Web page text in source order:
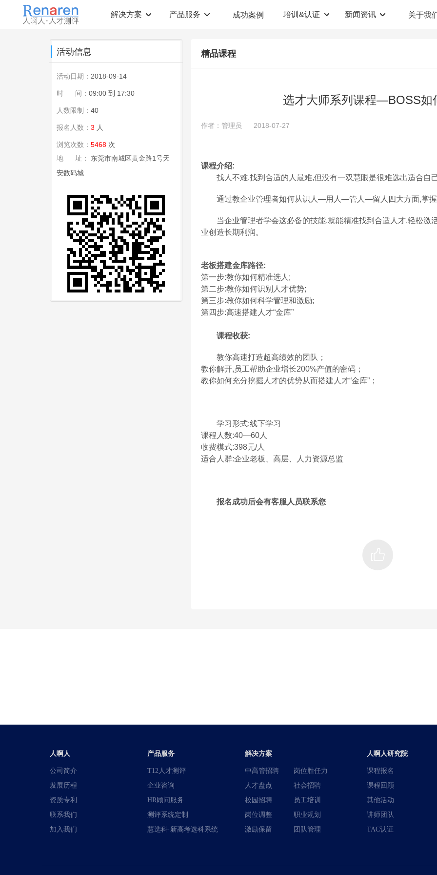
解决方案
测评解决方案
社会招聘
中高层评估 人才盘点
校园招聘
员工生涯规划
学生职业规划
企业管理咨询
产品服务
人才测评产品
T12人才素质测评
领导潜力测评 青年干部能力测评
心理健康测评
人才测评工具
AI人岗匹配工具
人啊人测评云系统
成功案例 培训&认证 新闻资讯 关于我
精品课程
选才大师系列课程—BOSS如
作者：管理员 2018-07-27
课程介绍:
找人不难,找到合适的人最难,但没有一双慧眼是很难选出适合自
通过教企业管理者如何从识人—用人—管人—留人四大方面,掌
当企业管理者学会这必备的技能,就能精准找到合适人才,轻松激
业创造长期利润。
老板搭建金库路径:
第一步:教你如何精准选人;
第二步:教你如何识别人才优势;
第三步:教你如何科学管理和激励;
第四步:高速搭建人才“金库”
课程收获:
教你高速打造超高绩效的团队；
教你解开,员工帮助企业增长200%产值的密码；
教你如何充分挖掘人才的优势从而搭建人才“金库”；
学习形式:线下学习
课程人数:40—60人
收费模式:398元/人
适合人群:企业老板、高层、人力资源总监
报名成功后会有客服人员联系您
活动信息
活动日期： 2018-09-14
时 间： 09:00 到 17:30
人数限制： 40
报名人数： 3 人
浏览次数： 5468 次
地 址：
东莞市南城区黄金路1号天
安数码城
人啊人
公司简介
发展历程
资质专利
联系我们
加入我们
产品服务
T12人才测评
企业咨询
HR顾问服务
测评系统定制
慧选科·新高考选科系统
解决方案
中高管招聘 岗位胜任力
人才盘点 社会招聘
校园招聘 员工培训
岗位调整 职业规划
激励保留 团队管理
人啊人研究院
课程报名
课程回顾
其他活动
讲师团队
TAC认证